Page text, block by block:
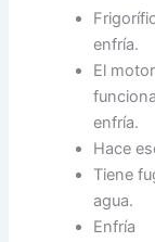
enfría.
El motor
enfría.
Hace
Tiene
agua.
Enfría